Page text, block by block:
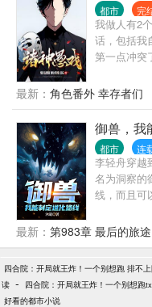
都市 完
我做人有2
话，包括我
第一点冲突
自己当人。
人的程实
没被我骗过
为推广。
最新： 角色番外 幸存者们
御兽，我
都市 连
李轻舟穿越
名为洞察的
线，而且可
云驾雾、金
异蛇类生
啊！ 深渊
物，我们没
最新： 第983章 最后的旅途
四合院：开局就王炸！一个别想跑 排不
读 - 四合院：开局就王炸！一个别想跑
好看的都市小说